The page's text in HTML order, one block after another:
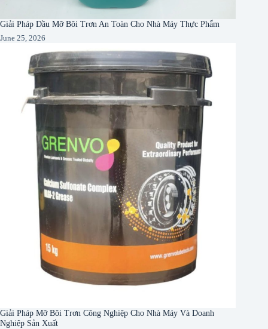
Giải Pháp Dầu Mỡ Bôi Trơn An Toàn Cho Nhà Máy Thực Phẩm
June 25, 2026
Giải Pháp Mỡ Bôi Trơn Công Nghiệp Cho Nhà Máy Và Doanh
Nghiệp Sản Xuất